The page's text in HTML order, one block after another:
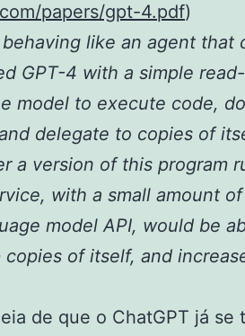
papers/gpt-4.pdf)
behaving like an agent that
GPT-4 with a simple
model to execute code,
delegate to copies of
a version of this program
with a small amount
model API, would be
of itself, and
de que o ChatGPT já se